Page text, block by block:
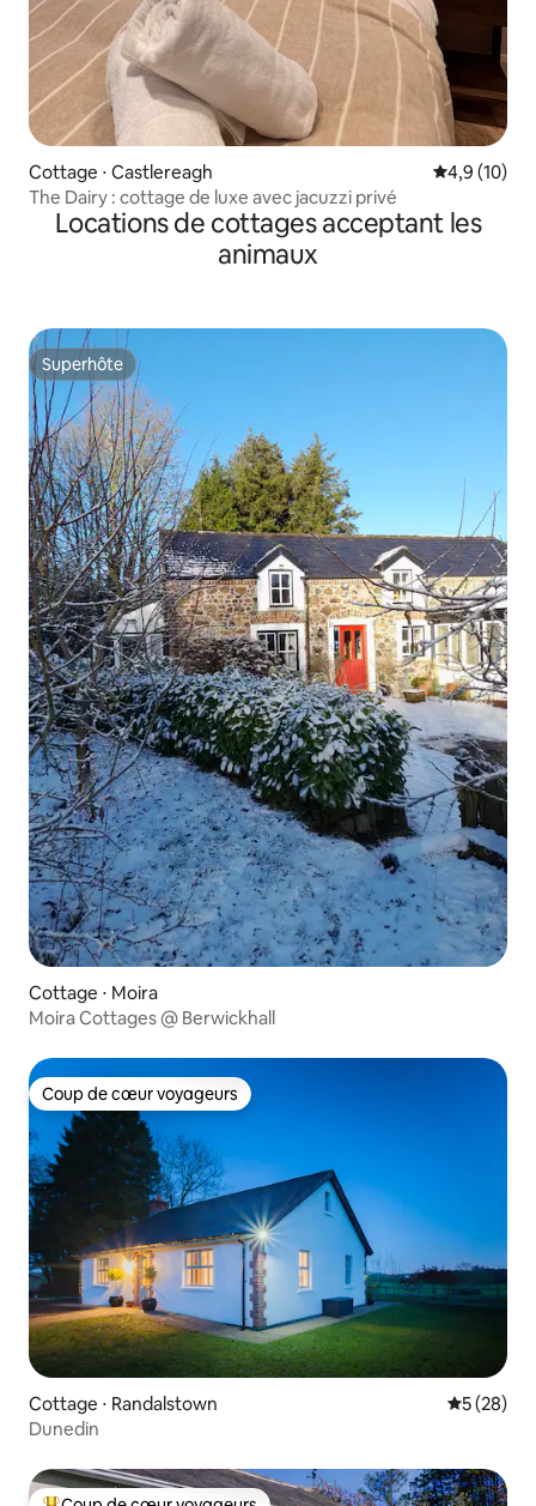
Cottage ⋅ Castlereagh Évaluation
4,9 (10)
The Dairy : cottage de luxe avec jacuzzi privé
Locations de cottages acceptant les
animaux
Superhôte
Superhôte
Cottage ⋅ Moira
Moira Cottages @ Berwickhall
Coup de cœur voyageurs
Coup de cœur voyageurs
Cottage ⋅ Randalstown
5 (28)
Dunedin